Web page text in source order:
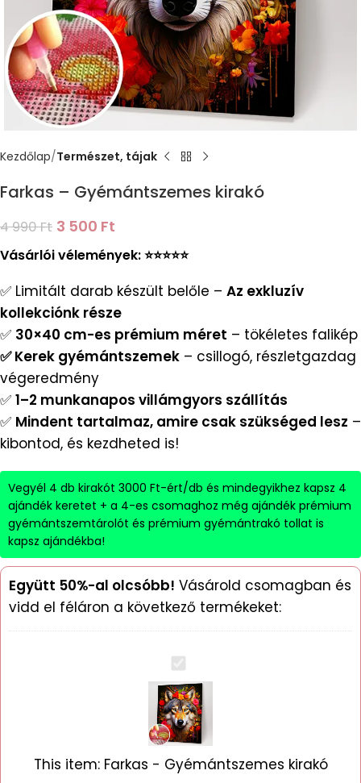
Kezdőlap Természet, tájak
Farkas – Gyémántszemes kirakó
4 990Ft 3 500 Ft
Vásárlói vélemények: ⭐️⭐️⭐️⭐️⭐️
✅ Limitált darab készült belőle – Az exkluzív
kollekciónk része
✅ 30×40 cm-es prémium méret – tökéletes falikép
✅ Kerek gyémántszemek – csillogó, részletgazdag
végeredmény
✅ 1–2 munkanapos villámgyors szállítás
✅ Mindent tartalmaz, amire csak szükséged lesz –
kibontod, és kezdheted is!
Vegyél 4 db kirakót 3000 Ft-ért/db és mindegyikhez kapsz 4
ajándék keretet + a 4-es csomaghoz még ajándék prémium
gyémántszemtárolót és prémium gyémántrakó tollat is
kapsz ajándékba!
Együtt 50%-al olcsóbb! Vásárold csomagban és
vidd el féláron a következő termékeket:
Farkas
-
Gyémántszemes
kirakó
This item: Farkas - Gyémántszemes kirakó